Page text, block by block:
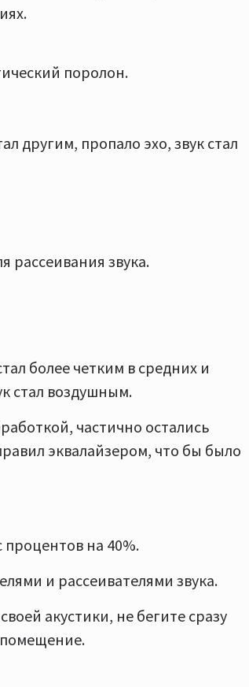
поролон.
другим, пропало эхо, звук стал
звука.
более четким в средних и
стал воздушным.
частично остались
эквалайзером, что бы было
на 40%.
и рассеивателями звука.
акустики, не бегите сразу
помещение.